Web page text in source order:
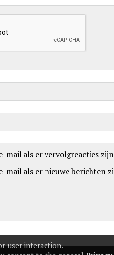
mail als er vervolgreacties
mail als er nieuwe berichten
user interaction.